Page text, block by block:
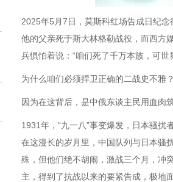
2025年5月7日，莫斯科红场告成日纪
他的父亲死于斯大林格勒战役，而西方
兵惧怕着说：“咱们死了千万本族，可世
为什么咱们必须捍卫正确的二战史不雅？
因为在这背后，是中俄东谈主民用血肉
1931年，“九一八”事变爆发，日本骚扰
在这漫长的岁月里，中国队列与日本骚
殊，但他们绝不胡闹，激战三个月，冲
主，得到了抗战以来的要紧告成，极地